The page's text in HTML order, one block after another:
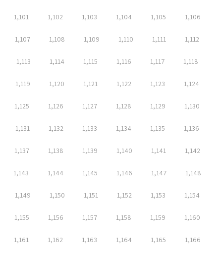
1,101 1,102 1,103 1,104 1,105 1,106
1,107 1,108 1,109 1,110 1,111 1,112
1,113 1,114 1,115 1,116 1,117 1,118
1,119 1,120 1,121 1,122 1,123 1,124
1,125 1,126 1,127 1,128 1,129 1,130
1,131 1,132 1,133 1,134 1,135 1,136
1,137 1,138 1,139 1,140 1,141 1,142
1,143 1,144 1,145 1,146 1,147 1,148
1,149 1,150 1,151 1,152 1,153 1,154
1,155 1,156 1,157 1,158 1,159 1,160
1,161 1,162 1,163 1,164 1,165 1,166